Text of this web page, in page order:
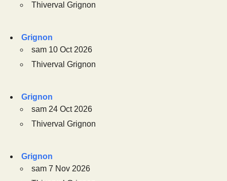
Thiverval Grignon
Grignon
sam 10 Oct 2026
Thiverval Grignon
Grignon
sam 24 Oct 2026
Thiverval Grignon
Grignon
sam 7 Nov 2026